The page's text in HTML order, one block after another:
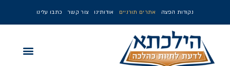
נקודות הפצה אתרים תורניים אודותינו צור קשר כתבו עלינו